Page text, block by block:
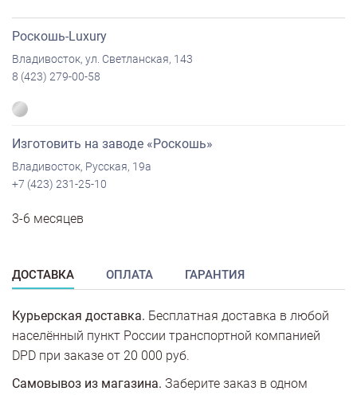
Роскошь-Luxury
Владивосток, ул. Светланская, 143
8 (423) 279-00-58
Изготовить на заводе «Роскошь»
Владивосток, Русская, 19а
+7 (423) 231-25-10
3-6 месяцев
ДОСТАВКА ОПЛАТА ГАРАНТИЯ
Курьерская доставка. Бесплатная доставка в любой
населённый пункт России транспортной компанией
DPD при заказе от 20 000 руб.
Самовывоз из магазина. Заберите заказ в одном